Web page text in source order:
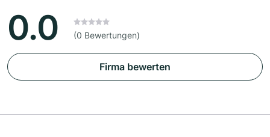
0.0 (0 Bewertungen)
Firma bewerten